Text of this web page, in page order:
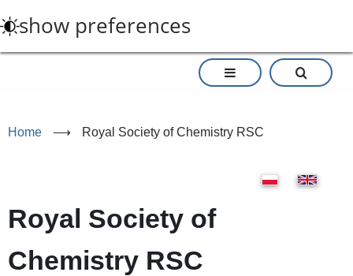
to
main
show preferences
Home ⟶ Royal Society of Chemistry RSC
Royal Society of
Chemistry RSC